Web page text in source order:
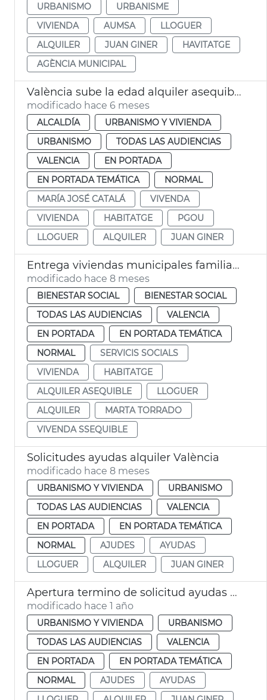
URBANISMO
URBANISME
VIVIENDA
AUMSA
LLOGUER
ALQUILER
JUAN GINER
HAVITATGE
AGÈNCIA MUNICIPAL
València sube la edad alquiler asequible joven a los 45 años
modificado hace 6 meses
ALCALDÍA
URBANISMO Y VIVIENDA
URBANISMO
TODAS LAS AUDIENCIAS
VALENCIA
EN PORTADA
EN PORTADA TEMÁTICA
NORMAL
MARÍA JOSÉ CATALÁ
VIVENDA
VIVIENDA
HABITATGE
PGOU
LLOGUER
ALQUILER JUAN GINER
Entrega viviendas municipales familias vulnerables
modificado hace 8 meses
BIENESTAR SOCIAL
BIENESTAR SOCIAL
TODAS LAS AUDIENCIAS
VALENCIA
EN PORTADA
EN PORTADA TEMÁTICA
NORMAL
SERVICIS SOCIALS
VIVIENDA
HABITATGE
ALQUILER ASEQUIBLE
LLOGUER
ALQUILER
MARTA TORRADO
VIVENDA SSEQUIBLE
Solicitudes ayudas alquiler València
modificado hace 8 meses
URBANISMO Y VIVIENDA
URBANISMO
TODAS LAS AUDIENCIAS
VALENCIA
EN PORTADA
EN PORTADA TEMÁTICA
NORMAL
AJUDES
AYUDAS
LLOGUER
ALQUILER JUAN GINER
Apertura termino de solicitud ayudas alquiler
modificado hace 1 año
URBANISMO Y VIVIENDA
URBANISMO
TODAS LAS AUDIENCIAS
VALENCIA
EN PORTADA
EN PORTADA TEMÁTICA
NORMAL
AJUDES
AYUDAS